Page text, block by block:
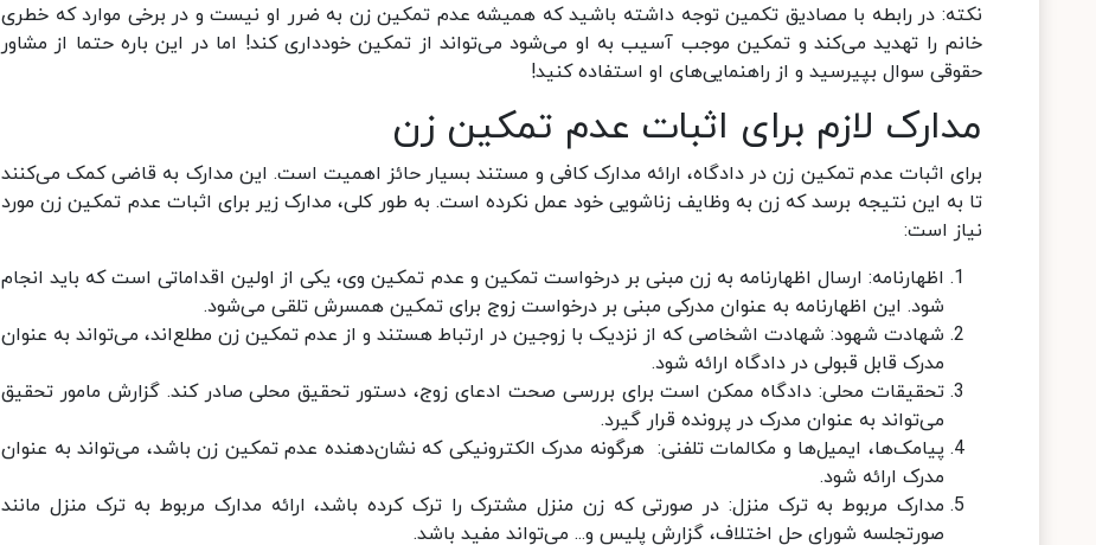
نکته: در رابطه با مصادیق تکمین توجه داشته باشید که همیشه عدم تمکین زن به ضرر او نیست و در برخی موارد که خطری
خانم را تهدید می‌کند و تمکین موجب آسیب به او می‌شود می‌تواند از تمکین خودداری کند! اما در این باره حتما از مشاور
حقوقی سوال بپیرسید و از راهنمایی‌های او استفاده کنید!
مدارک لازم برای اثبات عدم تمکین زن
برای اثبات عدم تمکین زن در دادگاه، ارائه مدارک کافی و مستند بسیار حائز اهمیت است. این مدارک به قاضی کمک می‌کنند
تا به این نتیجه برسد که زن به وظایف زناشویی خود عمل نکرده است. به طور کلی، مدارک زیر برای اثبات عدم تمکین زن مورد
نیاز است:
اظهارنامه: ارسال اظهارنامه به زن مبنی بر درخواست تمکین و عدم تمکین وی، یکی از اولین اقداماتی است که باید انجام
شود. این اظهارنامه به عنوان مدرکی مبنی بر درخواست زوج برای تمکین همسرش تلقی می‌شود.
شهادت شهود: شهادت اشخاصی که از نزدیک با زوجین در ارتباط هستند و از عدم تمکین زن مطلع‌اند، می‌تواند به عنوان
مدرک قابل قبولی در دادگاه ارائه شود.
تحقیقات محلی: دادگاه ممکن است برای بررسی صحت ادعای زوج، دستور تحقیق محلی صادر کند. گزارش مامور تحقیق
می‌تواند به عنوان مدرک در پرونده قرار گیرد.
پیامک‌ها، ایمیل‌ها و مکالمات تلفنی: هرگونه مدرک الکترونیکی که نشان‌دهنده عدم تمکین زن باشد، می‌تواند به عنوان
مدرک ارائه شود.
مدارک مربوط به ترک منزل: در صورتی که زن منزل مشترک را ترک کرده باشد، ارائه مدارک مربوط به ترک منزل مانند
صورتجلسه شورای حل اختلاف، گزارش پلیس و... می‌تواند مفید باشد.